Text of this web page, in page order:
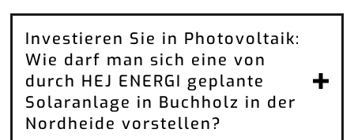
Investieren Sie in Photovoltaik:
Wie darf man sich eine von
durch HEJ ENERGI geplante
Solaranlage in Buchholz in der
Nordheide vorstellen?